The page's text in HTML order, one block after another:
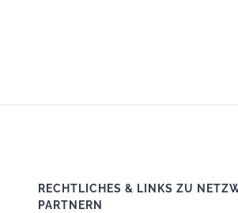
RECHTLICHES & LINKS ZU
PARTNERN